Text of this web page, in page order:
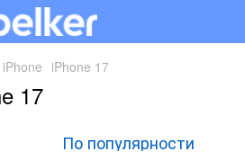
iPhone iPhone 17
17
По популярности